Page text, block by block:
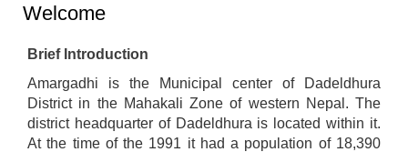
Welcome
Brief Introduction
Amargadhi is the Municipal center of Dadeldhura
District in the Mahakali Zone of western Nepal. The
district headquarter of Dadeldhura is located within it.
At the time of the 1991 it had a population of 18,390